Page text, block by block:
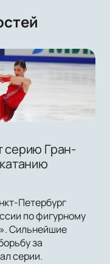
серию Гран-
Петербург
по фигурному
Сильнейшие
за
серии.